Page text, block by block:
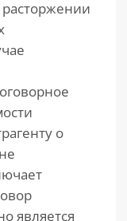
расторжении
о
является